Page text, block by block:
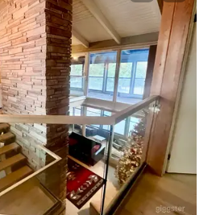
obtenir plus d'informations.